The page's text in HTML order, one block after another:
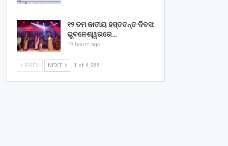
୧୨ ତମ ଜାତୀୟ ହସ୍ତତନ୍ତ ଦିବସ:
ଭୁବନେଶ୍ୱରରେ…
19 hours ago
PREV NEXT 1 of 4,988